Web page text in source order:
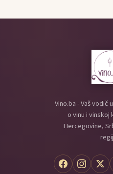
Vino.ba - Vaš vodič
o vinu i vinskoj
Hercegovine,